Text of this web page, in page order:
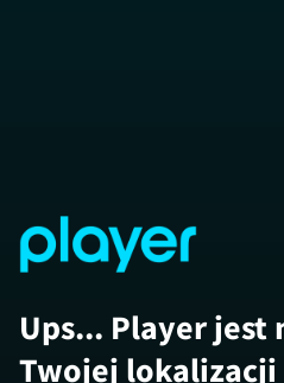
Ups... Player jest
Twojej lokalizacji